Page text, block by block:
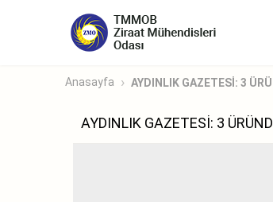
Anasayfa AYDINLIK GAZETESİ: 3
AYDINLIK GAZETESİ: 3